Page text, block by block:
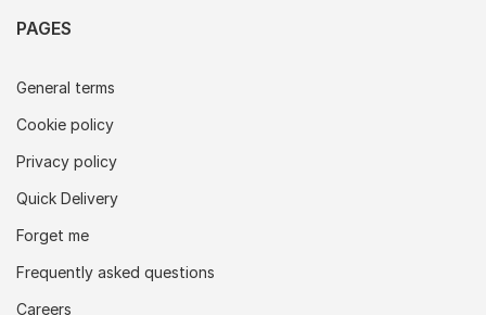
PAGES
General terms
Cookie policy
Privacy policy
Quick Delivery
Forget me
Frequently asked questions
Careers